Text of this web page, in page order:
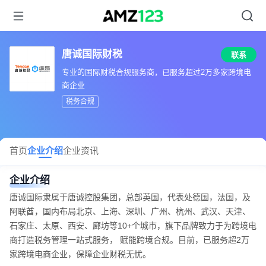
唐诚国际财税
联系
专业的国际财税合规服务商，已服务超过2万多家跨境电
商企业
税务合规
首页企业介绍企业资讯
企业介绍
唐诚国际隶属于唐诚控股集团，总部英国，代表处德国，法国，及
阿联酋，国内布局北京、上海、深圳、广州、杭州、武汉、天津、
石家庄、太原、西安、廊坊等10+个城市，旗下品牌致力于为跨境电
商打造税务管理一站式服务， 赋能跨境合规。目前，已服务超2万
家跨境电商企业，保障企业财税无忧。